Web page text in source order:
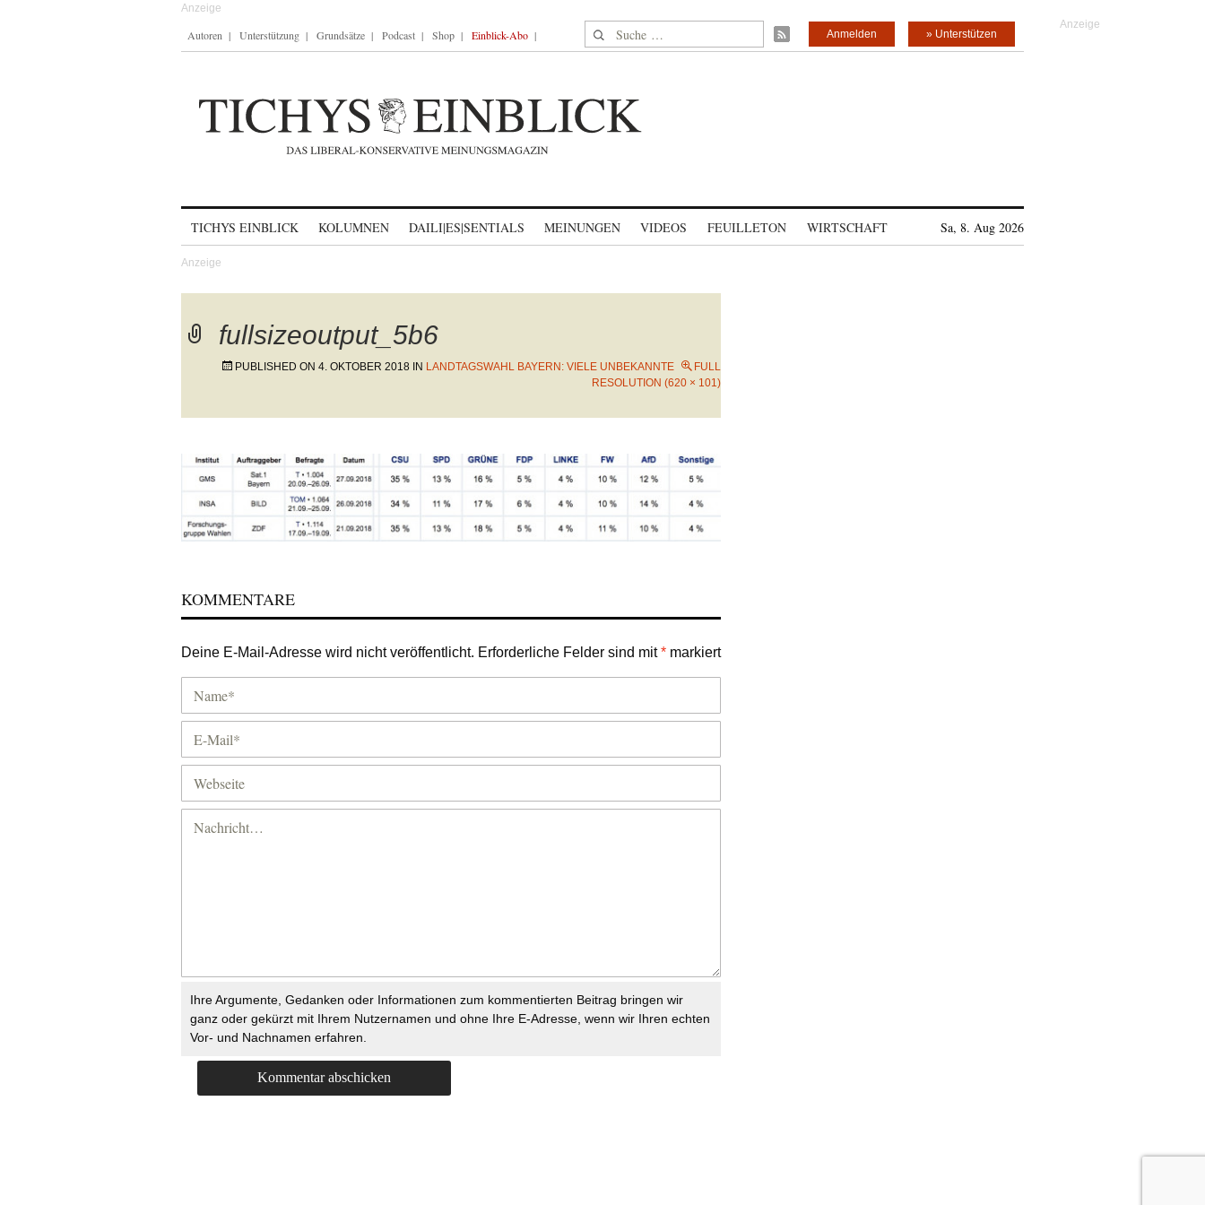
Autoren Unterstützung Grundsätze Podcast Shop Einblick-Abo Suche nach: » Unterstützen
Anmelden
TICHYS EINBLICK KOLUMNEN DAILI|ES|SENTIALS MEINUNGEN VIDEOS FEUILLETON WIRTSCHAFT Sa, 8. Aug 2026
fullsizeoutput_5b6
PUBLISHED ON 4. OKTOBER 2018 IN LANDTAGSWAHL BAYERN: VIELE UNBEKANNTE
FULL
RESOLUTION (620 × 101)
KOMMENTARE
Deine E-Mail-Adresse wird nicht veröffentlicht. Erforderliche Felder sind mit* markiert
Ihre Argumente, Gedanken oder Informationen zum kommentierten Beitrag bringen wir
ganz oder gekürzt mit Ihrem Nutzernamen und ohne Ihre E-Adresse, wenn wir Ihren echten
Vor- und Nachnamen erfahren.